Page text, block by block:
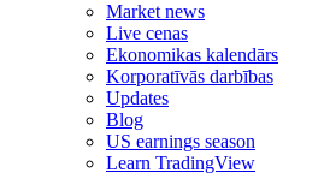
Market news
Live cenas
Ekonomikas kalendārs
Korporatīvās darbības
Updates
Blog
US earnings season
Learn TradingView